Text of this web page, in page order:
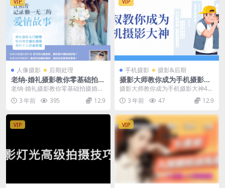
VIP
人像摄影 后期处理
老纳-婚礼摄影教你零基础拍摄
婚礼全流程
老纳-婚礼摄影教你零基础拍摄婚礼
全流程蜂鸟微课堂，蜂鸟摄影 老纳
老师带你重现婚礼...
3 年前 395 12.9
VIP
手机摄影 摄影&后期
摄影大师教你成为手机摄影大
神48课
摄影大师教你成为手机摄影大神48
课 摄影作为一种迅速普及的兴趣爱
好，它不仅是一种...
3 年前 47 12.9
VIP VIP